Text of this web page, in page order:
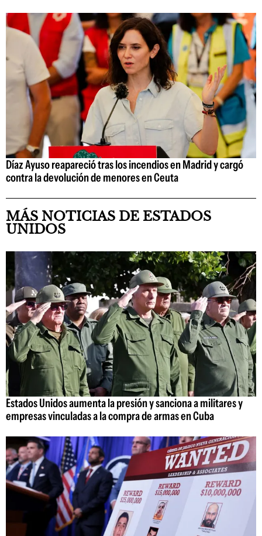
Díaz Ayuso reapareció tras los incendios en Madrid y cargó
contra la devolución de menores en Ceuta
MÁS NOTICIAS DE ESTADOS
UNIDOS
Estados Unidos aumenta la presión y sanciona a militares y
empresas vinculadas a la compra de armas en Cuba